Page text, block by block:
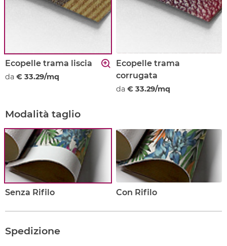
Ecopelle trama liscia
da € 33.29/mq
Ecopelle trama
corrugata
da € 33.29/mq
Modalità taglio
Senza Rifilo Con Rifilo
Spedizione